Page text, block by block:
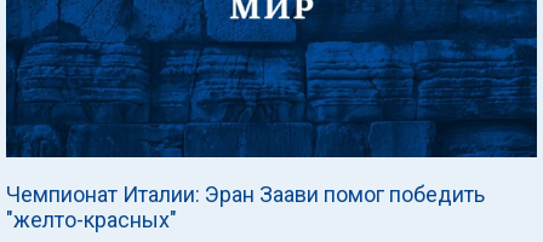
Чемпионат Италии: Эран Заави помог победить
"желто-красных"